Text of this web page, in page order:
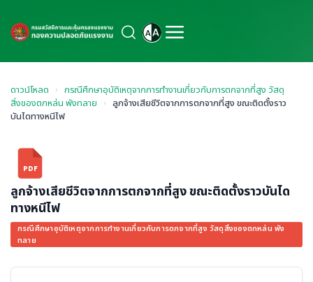
ดาวน์โหลด › กรณีศึกษาอุบัติเหตุจากการทำงานเกี่ยวกับการตกจากที่สูง วัสดุ
สิ่งของตกหล่น พังทลาย › ลูกจ้างเสียชีวิตจากการตกจากที่สูง ขณะติดตั้งราว
บันไดทางหนีไฟ
PDF
ลูกจ้างเสียชีวิตจากการตกจากที่สูง ขณะติดตั้งราวบันได
ทางหนีไฟ
กรณีศึกษาอุบัติเหตุจากการทำงานเกี่ยวกับการตกจากที่สูง วัสดุสิ่งของตกหล่น พัง
ทลาย